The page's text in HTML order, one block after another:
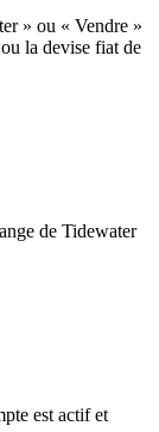
» ou « Vendre »
la devise fiat de
de Tidewater
est actif et